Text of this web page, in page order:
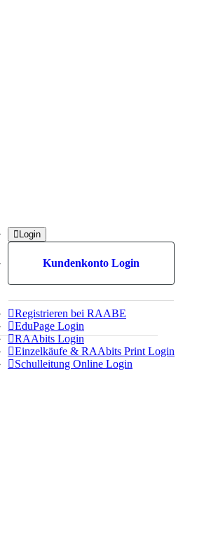
Login
Kundenkonto Login
Registrieren bei RAABE
EduPage Login
RAAbits Login
Einzelkäufe & RAAbits Print Login
Schulleitung Online Login